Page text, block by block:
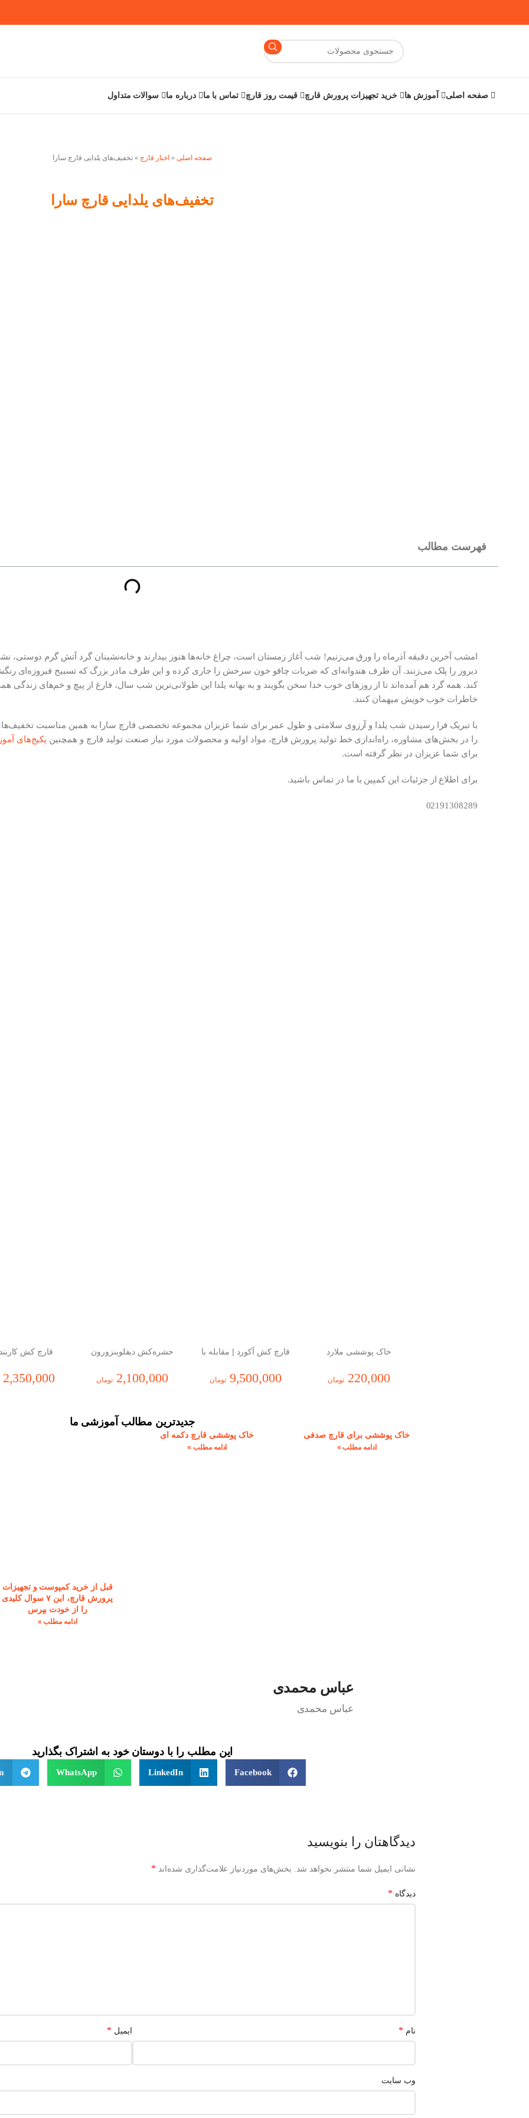
صفحه اصلی آموزش ها خرید تجهیزات پرورش قارچ قیمت روز قارچ تماس با ما درباره ما سوالات متداول
صفحه اصلی» اخبار قارچ »تخفیف‌های یلدایی قارچ سارا
تخفیف‌های یلدایی قارچ سارا
فهرست مطالب
امشب آخرین دقیقه آذرماه را ورق می‌زنیم! شب آغاز زمستان است، چراغ خانه‌ها هنوز بیدارند و خانه‌نشینان گرد آتش گرم دوستی،
دیروز را پلک می‌زنند. آن طرف هندوانه‌ای که ضربات چاقو خون سرخش را جاری کرده و این طرف مادر بزرگ که تسبیح فیروزه‌ای
کند. همه گرد هم آمده‌اند تا از روزهای خوب خدا سخن بگویند و به بهانه یلدا این طولانی‌ترین شب سال، فارغ از پیچ و خم‌های زندگی
خاطرات خوب خویش میهمان کنند.
با تبریک فرا رسیدن شب یلدا و آرزوی سلامتی و طول عمر برای شما عزیزان مجموعه تخصصی قارچ سارا به همین مناسبت
را در بخش‌های مشاوره، راه‌اندازی خط تولید پرورش قارچ، مواد اولیه و محصولات مورد نیاز صنعت تولید قارچ و همچنین پکیج‌های
برای شما عزیزان در نظر گرفته است.
برای اطلاع از جزئیات این کمپین با ما در تماس باشید.
02191308289
خاک پوششی ملارد
220,000 تومان
قارچ کش آکورد | مقابله با
9,500,000 تومان
حشره‌کش دیفلوبنزورون
2,100,000 تومان
قارچ کش
2,350,000
جدیدترین مطالب آموزشی ما
خاک پوششی برای قارچ صدفی
ادامه مطلب »
خاک پوششی قارچ دکمه ای
ادامه مطلب »
قبل از خرید کمپوست و تجهیزات
پرورش قارچ، این ۷ سوال کلیدی
را از خودت بپرس
ادامه مطلب »
عباس محمدی
عباس محمدی
این مطلب را با دوستان خود به اشتراک بگذارید
Facebook
LinkedIn
WhatsApp
دیدگاهتان را بنویسید
نشانی ایمیل شما منتشر نخواهد شد. بخش‌های موردنیاز علامت‌گذاری شده‌اند *
دیدگاه *
نام * ایمیل *
وب‌ سایت